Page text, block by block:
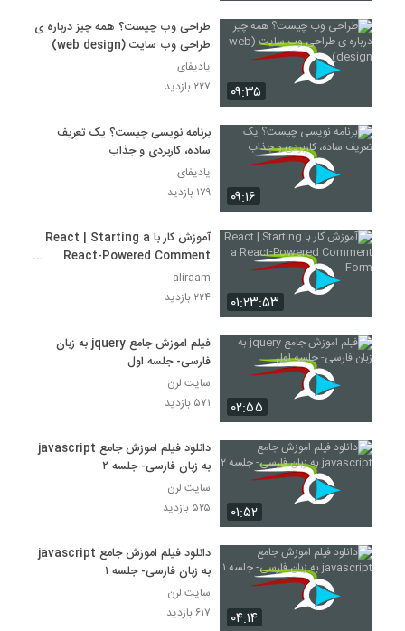
۰۹:۳۵
طراحی وب چیست؟ همه چیز درباره ی
طراحی وب سایت (web design)
یادیفای
۲۲۷ بازدید
۰۹:۱۶
برنامه نویسی چیست؟ یک تعریف
ساده، کاربردی و جذاب
یادیفای
۱۷۹ بازدید
۰۱:۲۳:۵۳
آموزش کار با React | Starting a
React-Powered Comment
Form
aliraam
۲۲۴ بازدید
۰۲:۵۵
فیلم اموزش جامع jquery به زبان
فارسی- جلسه اول
سایت لرن
۵۷۱ بازدید
۰۱:۵۲
دانلود فیلم اموزش جامع javascript
به زبان فارسی- جلسه ۲
سایت لرن
۵۲۵ بازدید
۰۴:۱۴
دانلود فیلم اموزش جامع javascript
به زبان فارسی- جلسه ۱
سایت لرن
۶۱۷ بازدید